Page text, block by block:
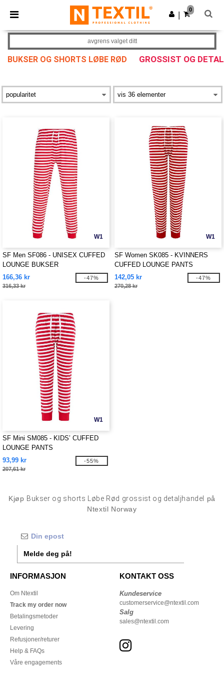
× Ntextil-app
Bedre priser i appen!
Last ned app
0
BUKSER OG SHORTS LØBE RØD GROSSIST OG
avgrens valget ditt
W1
SF Men SF086 - UNISEX CUFFED
LOUNGE BUKSER
166,36 kr
316,33 kr
-47%
W1
SF Women SK085 - KVINNERS
CUFFED LOUNGE PANTS
142,05 kr
270,28 kr
-47%
W1
SF Mini SM085 - KIDS’ CUFFED
LOUNGE PANTS
93,99 kr
207,61 kr
-55%
Kjøp Bukser og shorts Løbe Rød grossist og detaljhandel
på
Ntextil Norway
Melde deg på!
INFORMASJON
Om Ntextil
Track my order now
Betalingsmetoder
Levering
Refusjoner/returer
Help & FAQs
Våre engagements
KONTAKT OSS
Kundeservice
customerservice@ntextil.com
Salg
sales@ntextil.com